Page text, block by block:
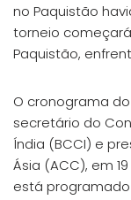
no Paquistão
torneio
Paquistão,
O cronograma
secretário do
Índia (BCCI) e
Ásia (ACC), em
está